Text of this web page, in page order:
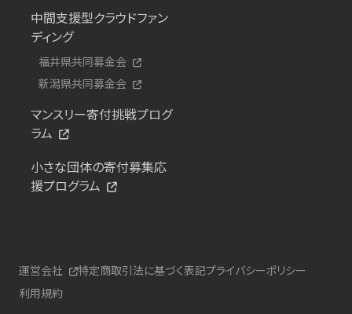
中間支援型クラウドファン
ディング
福井県共同募金会
新潟県共同募金会
マンスリー寄付挑戦プログ
ラム
小さな団体の寄付募集応
援プログラム
運営会社 特定商取引法に基づく表記プライバシーポリシー
利用規約